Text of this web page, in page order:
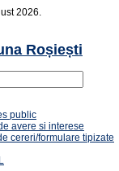
2026.
public
avere si interese
cereri/formulare tipizate